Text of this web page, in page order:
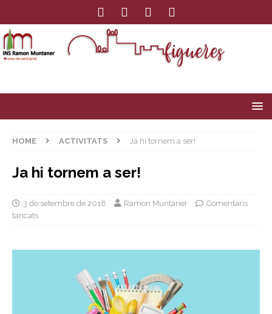
HOME ACTIVITATS Ja hi tornem a ser!
Ja hi tornem a ser!
3 de setembre de 2018 Ramon Muntaner
Comentaris
tancats